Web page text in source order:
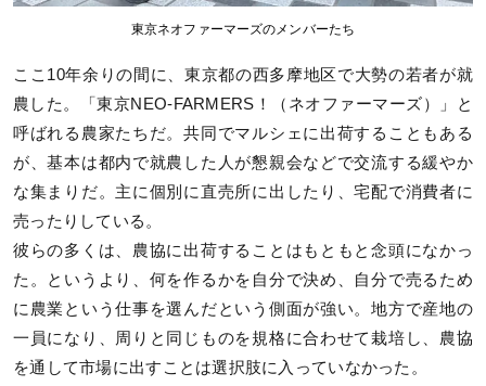
東京ネオファーマーズのメンバーたち
ここ10年余りの間に、東京都の西多摩地区で大勢の若者が就
農した。「東京NEO-FARMERS！（ネオファーマーズ）」と
呼ばれる農家たちだ。共同でマルシェに出荷することもある
が、基本は都内で就農した人が懇親会などで交流する緩やか
な集まりだ。主に個別に直売所に出したり、宅配で消費者に
売ったりしている。
彼らの多くは、農協に出荷することはもともと念頭になかっ
た。というより、何を作るかを自分で決め、自分で売るため
に農業という仕事を選んだという側面が強い。地方で産地の
一員になり、周りと同じものを規格に合わせて栽培し、農協
を通して市場に出すことは選択肢に入っていなかった。